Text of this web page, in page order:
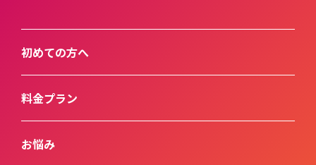
初めての方へ
料金プラン
お悩み